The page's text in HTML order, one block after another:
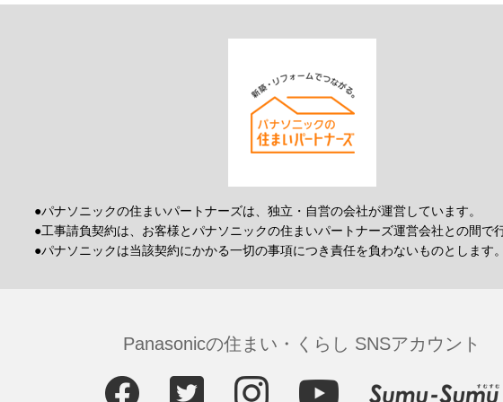
●パナソニックの住まいパートナーズは、独立・自営の会社が運営しています。
●工事請負契約は、お客様とパナソニックの住まいパートナーズ運営会社との間で
●パナソニックは当該契約にかかる一切の事項につき責任を負わないものとします。
Panasonicの住まい・くらし SNSアカウント